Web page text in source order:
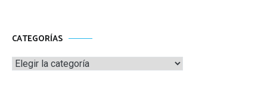
CATEGORÍAS
Categorías